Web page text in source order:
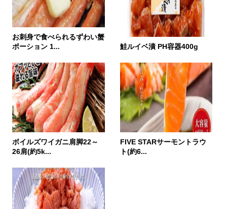
お刺身で食べられるずわい蟹
ポーション 1...
鮭ルイベ漬 PH容器400g
ボイルズワイガニ肩脚22～
26肩(約5k...
FIVE STARサーモントラウ
ト(約6...